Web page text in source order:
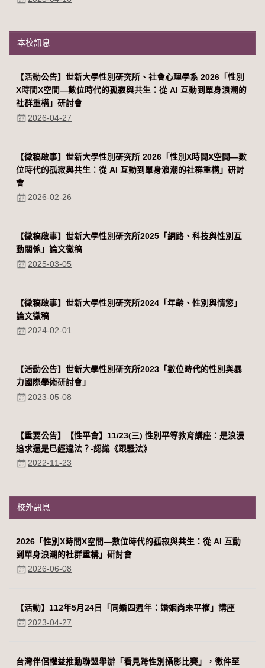
本校訊息
【活動公告】世新大學性別研究所、社會心理學系 2026「性別
Χ時間Χ空間—數位時代的孤寂與共生：從 AI 互動到單身浪潮的
社群重構」研討會
2026-04-27
【徵稿啟事】世新大學性別研究所 2026「性別Χ時間Χ空間—數
位時代的孤寂與共生：從 AI 互動到單身浪潮的社群重構」研討
會
2026-02-26
【徵稿啟事】世新大學性別研究所2025「網路、科技與性別互
動關係」論文徵稿
2025-03-05
【徵稿啟事】世新大學性別研究所2024「年齡、性別與情慾」
論文徵稿
2024-02-01
【活動公告】世新大學性別研究所2023「數位時代的性別與暴
力國際學術研討會」
2023-05-08
【重要公告】【性平會】11/23(三) 性別平等教育講座：是浪漫
追求還是已經違法？-認識《跟騷法》
2022-11-23
校外訊息
2026「性別Χ時間Χ空間—數位時代的孤寂與共生：從 AI 互動
到單身浪潮的社群重構」研討會
2026-06-08
【活動】112年5月24日「同婚四週年：婚姻尚未平權」講座
2023-04-27
台灣伴侶權益推動聯盟舉辦「看見跨性別攝影比賽」，徵件至